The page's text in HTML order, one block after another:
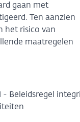
gaan met
Ten aanzien
het risico van
maatregelen
- Beleidsregel